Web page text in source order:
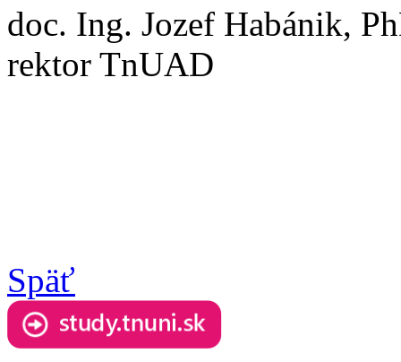
doc. Ing. Jozef Habánik,
rektor TnUAD
Späť